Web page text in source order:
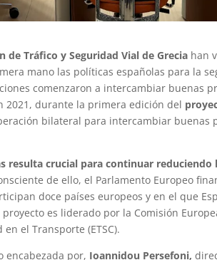
de Tráfico y Seguridad Vial de Grecia han
mano las políticas españolas para la
comenzaron a intercambiar buenas
2021, durante la primera edición del
bilateral para intercambiar buenas
resulta crucial para continuar reduciendo
de ello, el Parlamento Europeo
doce países europeos y en el que
es liderado por la Comisión
el Transporte (ETSC).
encabezada por, Ioannidou Persefoni,